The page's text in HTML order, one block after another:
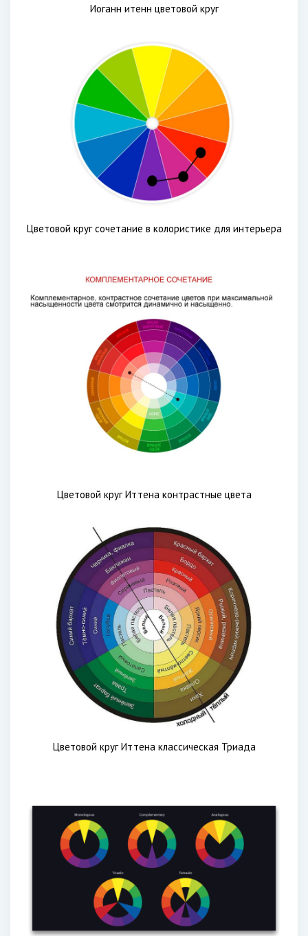
Иоганн итенн цветовой круг
Цветовой круг сочетание в колористике для интерьера
Цветовой круг Иттена контрастные цвета
Цветовой круг Иттена классическая Триада